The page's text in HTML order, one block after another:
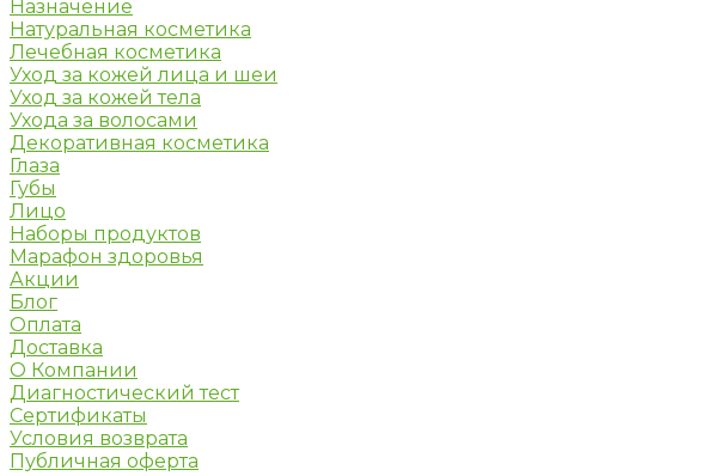
Назначение
Натуральная косметика
Лечебная косметика
Уход за кожей лица и шеи
Уход за кожей тела
Ухода за волосами
Декоративная косметика
Глаза
Губы
Лицо
Наборы продуктов
Марафон здоровья
Акции
Блог
Оплата
Доставка
О Компании
Диагностический тест
Сертификаты
Условия возврата
Публичная оферта